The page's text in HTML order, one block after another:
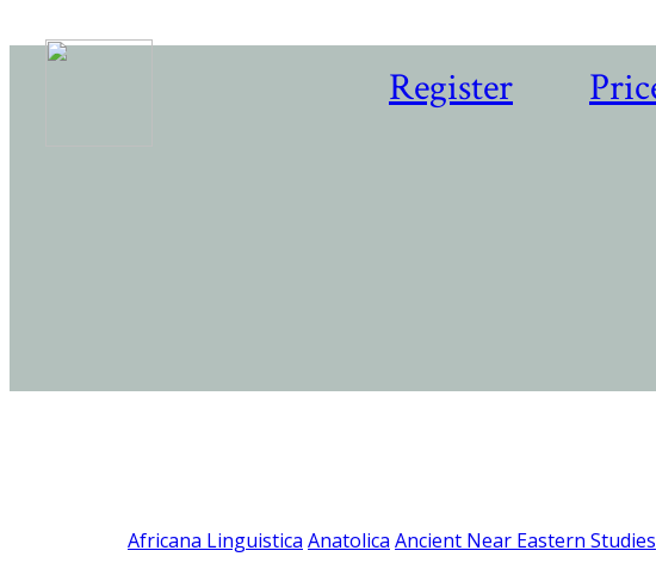
Register
Africana Linguistica Anatolica Ancient Near Eastern Studies